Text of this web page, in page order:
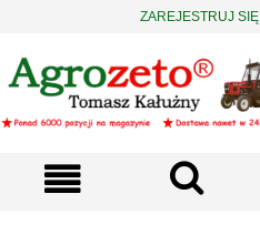
ZAREJESTRUJ SIĘ